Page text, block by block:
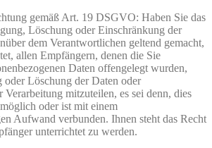
gemäß Art. 19 DSGVO: Haben Sie das
Löschung oder Einschränkung der
dem Verantwortlichen geltend gemacht,
allen Empfängern, denen die Sie
Daten offengelegt wurden,
oder Löschung der Daten oder
Verarbeitung mitzuteilen, es sei denn, dies
oder ist mit einem
Aufwand verbunden. Ihnen steht das Recht
unterrichtet zu werden.